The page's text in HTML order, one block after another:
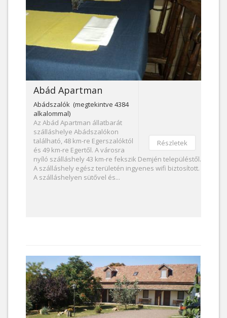
Részletek
Abád Apartman
Abádszalók (megtekintve 4384
alkalommal)
Az Abád Apartman állatbarát
szálláshelye Abádszalókon
található, 48 km-re Egerszalóktól
és 49 km-re Egertől. A városra
nyíló szálláshely 43 km-re fekszik Demjén településtől.
A szálláshely egész területén ingyenes wifi biztosított.
A szálláshelyen sütővel és...